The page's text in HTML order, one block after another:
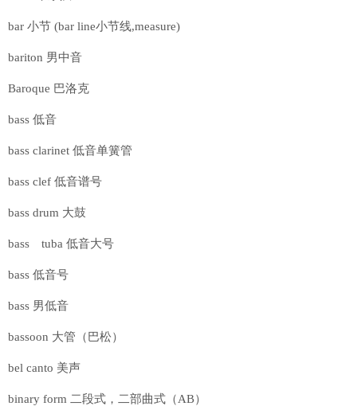
bar 小节 (bar line小节线,measure)
bariton 男中音
Baroque 巴洛克
bass 低音
bass clarinet 低音单簧管
bass clef 低音谱号
bass drum 大鼓
bass tuba 低音大号
bass 低音号
bass 男低音
bassoon 大管（巴松）
bel canto 美声
binary form 二段式，二部曲式（AB）